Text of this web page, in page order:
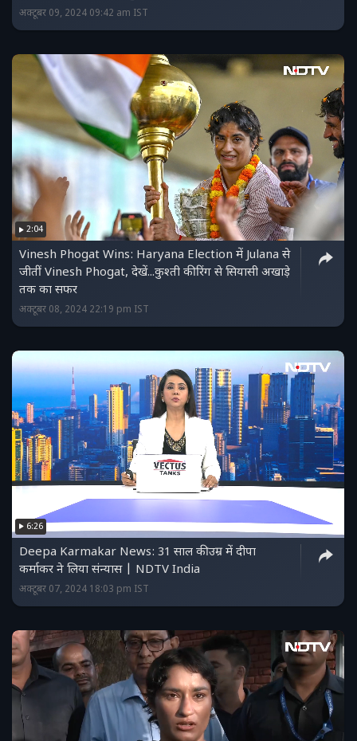
अक्टूबर 09, 2024 09:42 am IST
2:04
Vinesh Phogat Wins: Haryana Election में Julana से
जीतीं Vinesh Phogat, देखें...कुश्ती की रिंग से सियासी अखाड़े
तक का सफर
अक्टूबर 08, 2024 22:19 pm IST
6:26
Deepa Karmakar News: 31 साल की उम्र में दीपा
कर्माकर ने लिया संन्यास | NDTV India
अक्टूबर 07, 2024 18:03 pm IST